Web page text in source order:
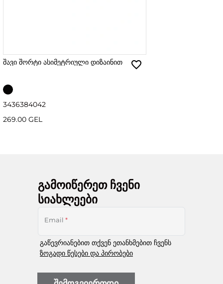
შავი შორტი ასიმეტრიული დიზაინით
3436384042
269.00 GEL
გამოიწერეთ ჩვენი
სიახლეები
Email *
გაწევრიანებით თქვენ ეთანხმებით ჩვენს
ზოგადი წესები და პირობები